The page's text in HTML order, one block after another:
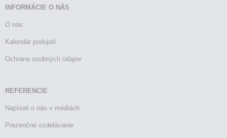
INFORMÁCIE O NÁS
O nás
Kalendár podujatí
Ochrana osobných údajov
REFERENCIE
Napísali o nás v médiách
Prezenčné vzdelávanie